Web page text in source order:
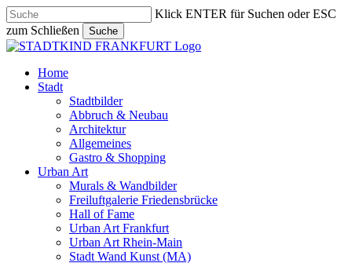
Skip
to
main
content
Klick ENTER für Suchen oder ESC
zum Schließen
Suche
Close
search
Menu
Home
Stadt
Stadtbilder
Abbruch & Neubau
Architektur
Allgemeines
Gastro & Shopping
Urban Art
Murals & Wandbilder
Freiluftgalerie Friedensbrücke
Hall of Fame
Urban Art Frankfurt
Urban Art Rhein-Main
Stadt Wand Kunst (MA)